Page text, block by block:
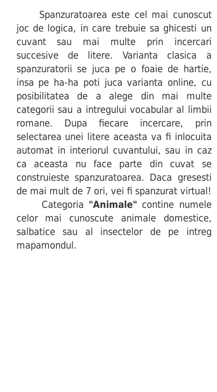
Spanzuratoarea este cel mai cunoscut
joc de logica, in care trebuie sa ghicesti un
cuvant sau mai multe prin incercari
succesive de litere. Varianta clasica a
spanzuratorii se juca pe o foaie de hartie,
insa pe ha-ha poti juca varianta online, cu
posibilitatea de a alege din mai multe
categorii sau a intregului vocabular al limbii
romane. Dupa fiecare incercare, prin
selectarea unei litere aceasta va fi inlocuita
automat in interiorul cuvantului, sau in caz
ca aceasta nu face parte din cuvat se
construieste spanzuratoarea. Daca gresesti
de mai mult de 7 ori, vei fi spanzurat virtual!
Categoria "Animale" contine numele
celor mai cunoscute animale domestice,
salbatice sau al insectelor de pe intreg
mapamondul.